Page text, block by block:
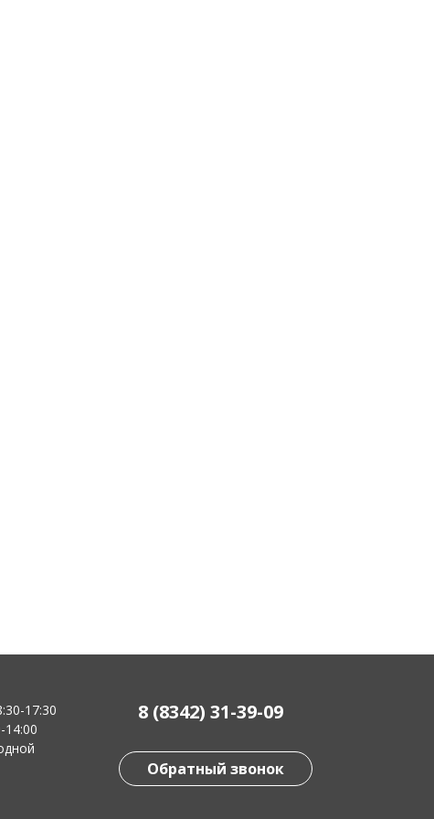
17:30
14:00
8 (8342) 31-39-09
Обратный звонок